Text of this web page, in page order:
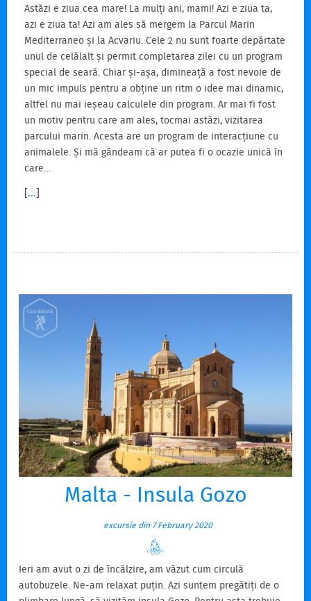
Astăzi e ziua cea mare! La mulți ani, mami! Azi e ziua ta,
azi e ziua ta! Azi am ales să mergem la Parcul Marin
Mediterraneo și la Acvariu. Cele 2 nu sunt foarte depărtate
unul de celălalt și permit completarea zilei cu un program
special de seară. Chiar și-așa, dimineață a fost nevoie de
un mic impuls pentru a obține un ritm o idee mai dinamic,
altfel nu mai ieșeau calculele din program. Ar mai fi fost
un motiv pentru care am ales, tocmai astăzi, vizitarea
parcului marin. Acesta are un program de interacțiune cu
animalele. Și mă gândeam că ar putea fi o ocazie unică în
care…
[...]
Malta - Insula Gozo
excursie din 7 February 2020
Ieri am avut o zi de încălzire, am văzut cum circulă
autobuzele. Ne-am relaxat puțin. Azi suntem pregătiți de o